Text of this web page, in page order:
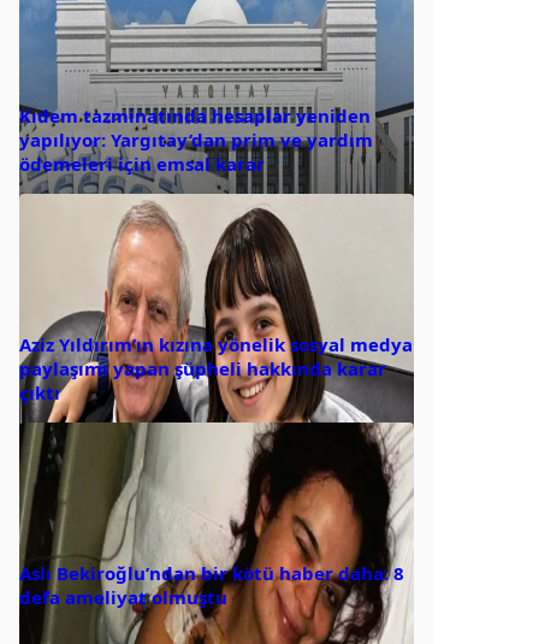
Kıdem tazminatında hesaplar yeniden
yapılıyor: Yargıtay’dan prim ve yardım
ödemeleri için emsal karar
Aziz Yıldırım’ın kızına yönelik sosyal medya
paylaşımı yapan şüpheli hakkında karar
çıktı
Aslı Bekiroğlu’ndan bir kötü haber daha: 8
defa ameliyat olmuştu